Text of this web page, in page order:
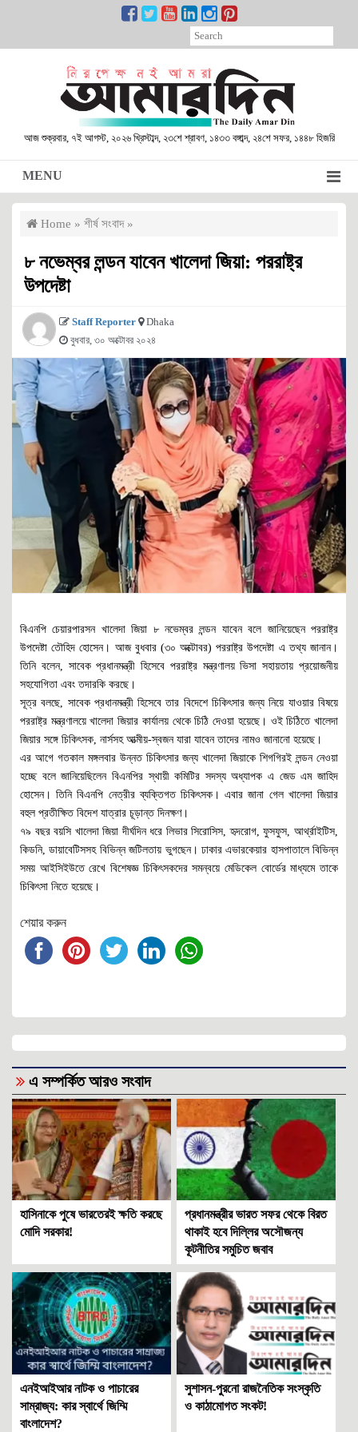
আজ শুক্রবার, ৭ই আগস্ট, ২০২৬ খ্রিস্টাব্দ, ২৩শে শ্রাবণ, ১৪৩৩ বঙ্গাব্দ, ২৪শে সফর, ১৪৪৮ হিজরি
MENU
Home » শীর্ষ সংবাদ»
৮ নভেম্বর লন্ডন যাবেন খালেদা জিয়া: পররাষ্ট্র
উপদেষ্টা
Staff Reporter
Dhaka
বুধবার, ৩০ অক্টোবর ২০২৪
বিএনপি চেয়ারপারসন খালেদা জিয়া ৮ নভেম্বর লন্ডন যাবেন বলে জানিয়েছেন পররাষ্ট্র
উপদেষ্টা তৌহিদ হোসেন। আজ বুধবার (৩০ অক্টোবর) পররাষ্ট্র উপদেষ্টা এ তথ্য জানান।
তিনি বলেন, সাবেক প্রধানমন্ত্রী হিসেবে পররাষ্ট্র মন্ত্রণালয় ভিসা সহায়তায় প্রয়োজনীয়
সহযোগিতা এবং তদারকি করছে।
সূত্র বলছে, সাবেক প্রধানমন্ত্রী হিসেবে তার বিদেশে চিকিৎসার জন্য নিয়ে যাওয়ার বিষয়ে
পররাষ্ট্র মন্ত্রণালয়ে খালেদা জিয়ার কার্যালয় থেকে চিঠি দেওয়া হয়েছে। ওই চিঠিতে খালেদা
জিয়ার সঙ্গে চিকিৎসক, নার্সসহ আত্মীয়-স্বজন যারা যাবেন তাদের নামও জানানো হয়েছে।
এর আগে গতকাল মঙ্গলবার উন্নত চিকিৎসার জন্য খালেদা জিয়াকে শিগগিরই লন্ডন নেওয়া
হচ্ছে বলে জানিয়েছিলেন বিএনপির স্থায়ী কমিটির সদস্য অধ্যাপক এ জেড এম জাহিদ
হোসেন। তিনি বিএনপি নেত্রীর ব্যক্তিগত চিকিৎসক। এবার জানা গেল খালেদা জিয়ার
বহুল প্রতীক্ষিত বিদেশ যাত্রার চূড়ান্ত দিনক্ষণ।
৭৯ বছর বয়সি খালেদা জিয়া দীর্ঘদিন ধরে লিভার সিরোসিস, হৃদরোগ, ফুসফুস, আর্থ্রাইটিস,
কিডনি, ডায়াবেটিসসহ বিভিন্ন জটিলতায় ভুগছেন। ঢাকার এভারকেয়ার হাসপাতালে বিভিন্ন
সময় আইসিইউতে রেখে বিশেষজ্ঞ চিকিৎসকদের সমন্বয়ে মেডিকেল বোর্ডের মাধ্যমে তাকে
চিকিৎসা নিতে হয়েছে।
শেয়ার করুন
এ সম্পর্কিত আরও সংবাদ
হাসিনাকে পুষে ভারতেরই ক্ষতি করছে
মোদি সরকার!
প্রধানমন্ত্রীর ভারত সফর থেকে বিরত
থাকাই হবে দিল্লির অসৌজন্য
কূটনীতির সমুচিত জবাব
এনইআইআর নাটক ও পাচারের
সাম্রাজ্য: কার স্বার্থে জিম্মি
বাংলাদেশ?
সুশাসন-পুরনো রাজনৈতিক সংস্কৃতি
ও কাঠামোগত সংকট!